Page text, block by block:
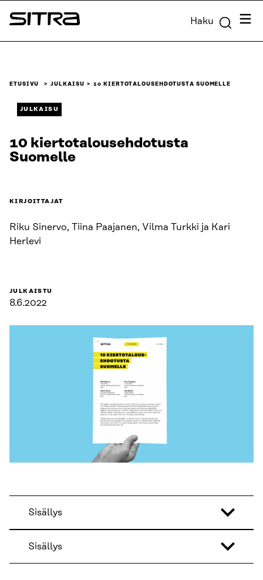
Siirry
suoraan
Sitra Haku
ETUSIVU JULKAISU 10 KIERTOTALOUSEHDOTUSTA SUOMELLE
JULKAISU
10 kiertotalousehdotusta
Suomelle
KIRJOITTAJAT
Riku Sinervo, Tiina Paajanen, Vilma Turkki ja Kari
Herlevi
JULKAISTU
8.6.2022
Sisällys
Sisällys